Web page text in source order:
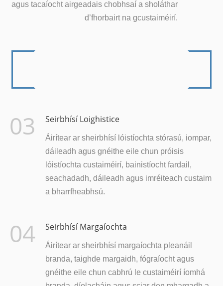
agus tacaíocht airgeadais chobhsaí a sholáthar
d’fhorbairt na gcustaiméirí.
03 Seirbhísí Loighistice
Áirítear ar sheirbhísí lóistíochta stórasú, iompar,
dáileadh agus gnéithe eile chun próisis
lóistíochta custaiméirí, bainistíocht fardail,
seachadadh, dáileadh agus imréiteach custaim
a bharrfheabhsú.
04 Seirbhísí Margaíochta
Áirítear ar sheirbhísí margaíochta pleanáil
branda, taighde margaidh, fógraíocht agus
gnéithe eile chun cabhrú le custaiméirí íomhá